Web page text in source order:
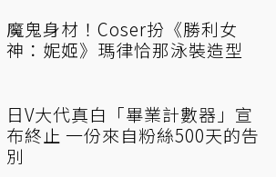
魔鬼身材！Coser扮《勝利女
神：妮姬》瑪律恰那泳裝造型
日V大代真白「畢業計數器」宣
布終止 一份來自粉絲500天的告
別